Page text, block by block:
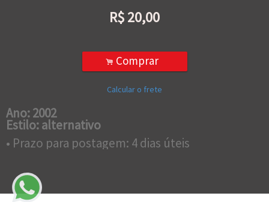
R$20,00
. Comprar
Calcular o frete
Ano: 2002
Estilo: alternativo
• Prazo para postagem: 4 dias úteis